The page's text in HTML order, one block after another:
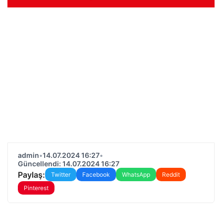
admin•14.07.2024 16:27•
Güncellendi: 14.07.2024 16:27
Paylaş: Twitter Facebook WhatsApp
Reddit
Pinterest